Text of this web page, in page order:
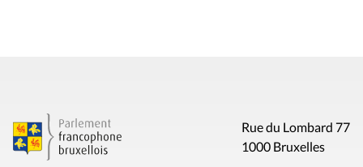
Rue du Lombard 77
1000 Bruxelles